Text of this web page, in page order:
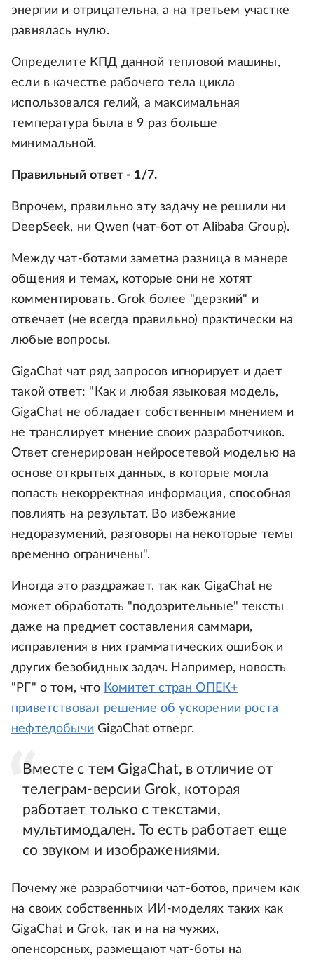
энергии и отрицательна, а на третьем участке
равнялась нулю.
Определите КПД данной тепловой машины,
если в качестве рабочего тела цикла
использовался гелий, а максимальная
температура была в 9 раз больше
минимальной.
Правильный ответ - 1/7.
Впрочем, правильно эту задачу не решили ни
DeepSeek, ни Qwen (чат-бот от Alibaba Group).
Между чат-ботами заметна разница в манере
общения и темах, которые они не хотят
комментировать. Grok более "дерзкий" и
отвечает (не всегда правильно) практически на
любые вопросы.
GigaChat чат ряд запросов игнорирует и дает
такой ответ: "Как и любая языковая модель,
GigaChat не обладает собственным мнением и
не транслирует мнение своих разработчиков.
Ответ сгенерирован нейросетевой моделью на
основе открытых данных, в которые могла
попасть некорректная информация, способная
повлиять на результат. Во избежание
недоразумений, разговоры на некоторые темы
временно ограничены".
Иногда это раздражает, так как GigaChat не
может обработать "подозрительные" тексты
даже на предмет составления саммари,
исправления в них грамматических ошибок и
других безобидных задач. Например, новость
"РГ" о том, что Комитет стран ОПЕК+
приветствовал решение об ускорении роста
нефтедобычи GigaChat отверг.
Вместе с тем GigaChat, в отличие от
телеграм-версии Grok, которая
работает только с текстами,
мультимодален. То есть работает еще
со звуком и изображениями.
Почему же разработчики чат-ботов, причем как
на своих собственных ИИ-моделях таких как
GigaChat и Grok, так и на на чужих,
опенсорсных, размещают чат-боты на